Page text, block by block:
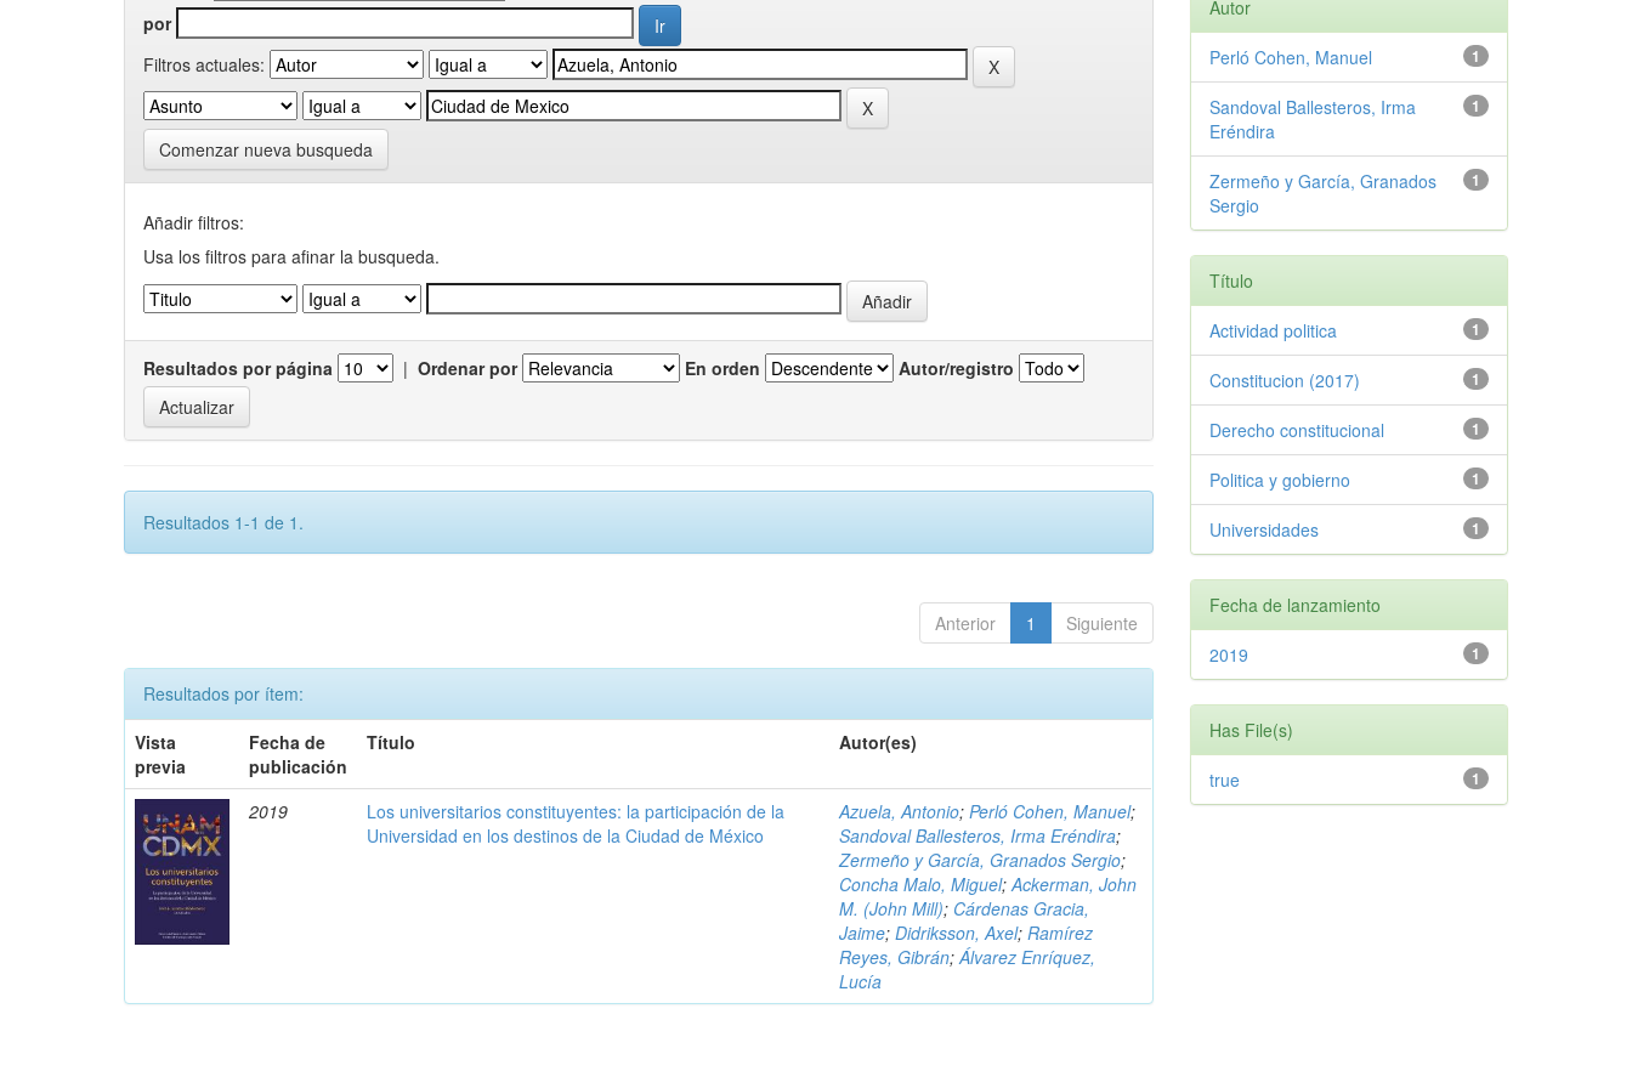
por
Filtros actuales:
Comenzar nueva busqueda
Añadir filtros:
Usa los filtros para afinar la busqueda.
Resultados por página | Ordenar por En orden Autor/registro
Resultados 1-1 de 1.
Anterior 1 Siguiente
Resultados por ítem:
Vista
previa
Fecha de
publicación
Título Autor(es)
2019
Los universitarios constituyentes: la participación de la
Universidad en los destinos de la Ciudad de México
Azuela, Antonio;Perló Cohen, Manuel;
Sandoval Ballesteros, Irma Eréndira;
Zermeño y García, Granados Sergio;
Concha Malo, Miguel;Ackerman, John
M. (John Mill); Cárdenas Gracia,
Jaime;Didriksson, Axel;Ramírez
Reyes, Gibrán;Álvarez Enríquez,
Lucía
Autor
1
Perló Cohen, Manuel
1
Sandoval Ballesteros, Irma
Eréndira
1
Zermeño y García, Granados
Sergio
Título
1
Actividad politica
1
Constitucion (2017)
1
Derecho constitucional
1
Politica y gobierno
1
Universidades
Fecha de lanzamiento
1
2019
Has File(s)
1
true